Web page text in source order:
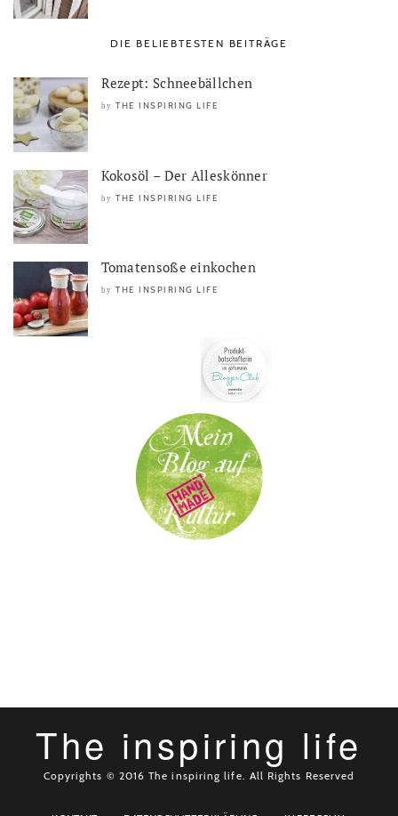
DIE BELIEBTESTEN BEITRÄGE
Rezept: Schneebällchen
by THE INSPIRING LIFE
Kokosöl – Der Alleskönner
by THE INSPIRING LIFE
Tomatensoße einkochen
by THE INSPIRING LIFE
The inspiring life
Copyrights © 2016 The inspiring life. All Rights Reserved